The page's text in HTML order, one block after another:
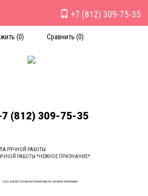
(0) Сравнить (0)
(812) 309-75-35
+7 (812) 309-75-35
РУЧНОЙ РАБОТЫ
РУЧНОЙ РАБОТЫ *НЕЖНОЕ ПРИЗНАНИЕ*